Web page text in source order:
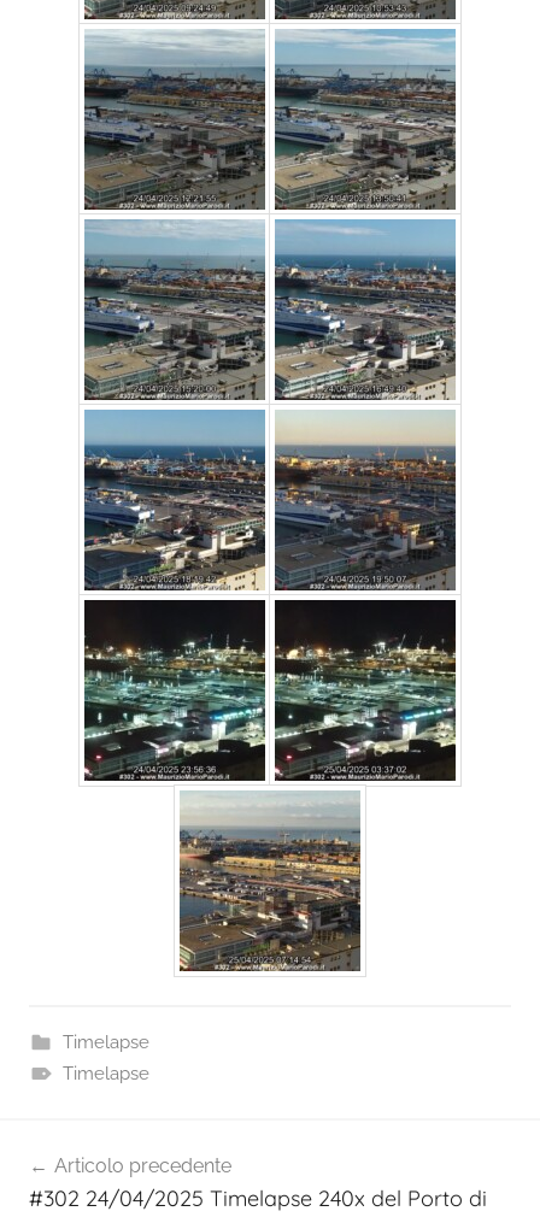
Timelapse
Timelapse
articoli
Articolo precedente
#302 24/04/2025 Timelapse 240x del Porto di